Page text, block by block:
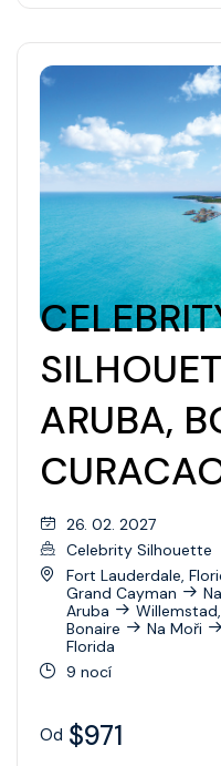
ARUBA,
26. 02. 2027
Celebrity Silhouette
Fort Lauderdale,
Grand Cayman
Aruba
Bonaire
Na Moři
Florida
9 nocí
Od $971